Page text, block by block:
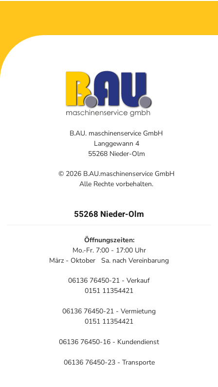
B.AU. maschinenservice GmbH
Langgewann 4
55268 Nieder-Olm
© 2026B.AU.maschinenservice GmbH
Alle Rechte vorbehalten.
55268 Nieder-Olm
Öffnungszeiten:
Mo.-Fr. 7:00 - 17:00 Uhr
März - Oktober Sa. nach Vereinbarung
06136 76450-21 - Verkauf
0151 11354421
06136 76450-21 - Vermietung
0151 11354421
06136 76450-16 - Kundendienst
06136 76450-23 - Transporte